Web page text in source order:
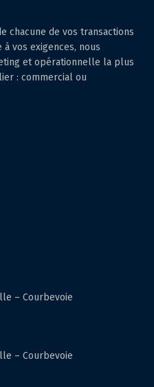
chacune de vos transactions
vos exigences, nous
et opérationnelle la plus
: commercial ou
– Courbevoie
– Courbevoie